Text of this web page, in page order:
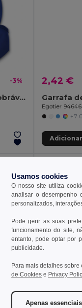
-3%
ATRAPA Disco de nylon dobrável
2,42 €
Egotier 94646
+7
-33%
Usamos cookies
O nosso site utiliza
analisar o desempenho
personalizados,
Pode gerir as suas
funcionamento do site,
entanto, pode optar por
publicidade.
Para mais detalhes
de Cookies e Privacy
Apenas essenciais